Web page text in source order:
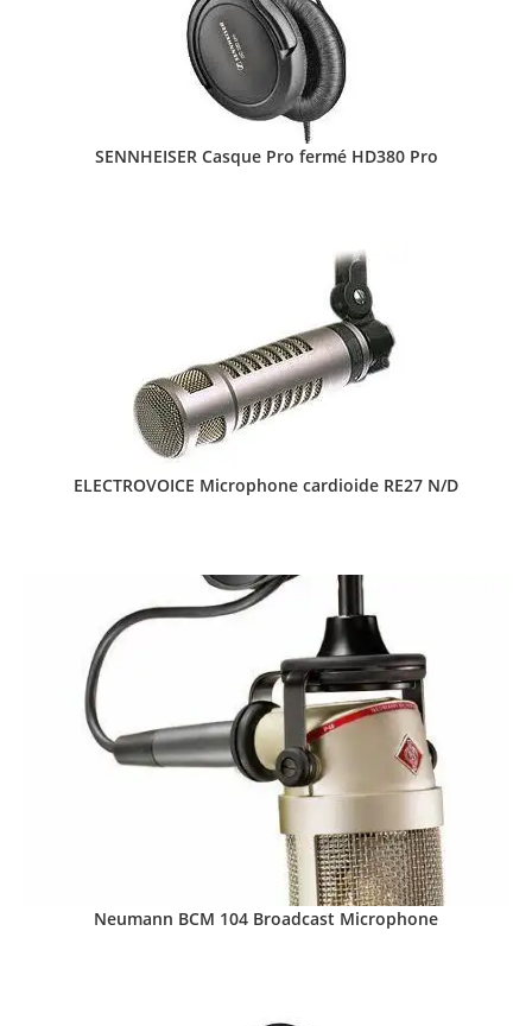
SENNHEISER Casque Pro fermé HD380 Pro
ELECTROVOICE Microphone cardioide RE27 N/D
Neumann BCM 104 Broadcast Microphone